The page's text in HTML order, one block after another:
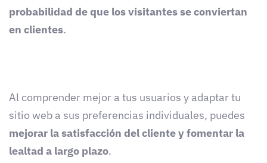
probabilidad de que los visitantes se conviertan
en clientes.
Al comprender mejor a tus usuarios y adaptar tu
sitio web a sus preferencias individuales, puedes
mejorar la satisfacción del cliente y fomentar la
lealtad a largo plazo.